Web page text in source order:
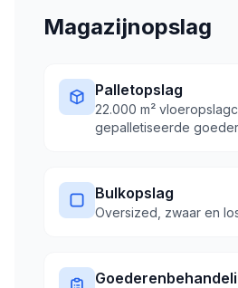
Magazijnopslag
Palletopslag
22.000 m²
gepalletiseerde
Bulkopslag
Oversized, zwaar en